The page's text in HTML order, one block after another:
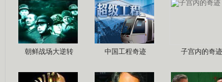
朝鲜战场大逆转 中国工程奇迹 子宫内的奇迹